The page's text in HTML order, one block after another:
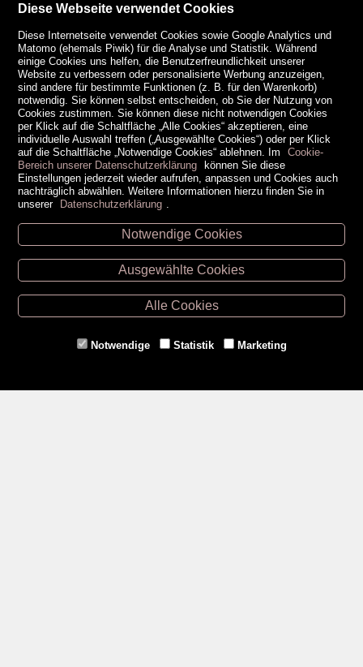
Unsere Öffnungszeiten
Retz -02942/20433
Hollabrunn -02952/30057
Eggenburg -02984/3836
Gmünd -
Diese Webseite verwendet Cookies
Diese Internetseite verwendet Cookies sowie Google Analytics und
Matomo (ehemals Piwik) für die Analyse und Statistik. Während
einige Cookies uns helfen, die Benutzerfreundlichkeit unserer
Website zu verbessern oder personalisierte Werbung anzuzeigen,
sind andere für bestimmte Funktionen (z. B. für den Warenkorb)
notwendig. Sie können selbst entscheiden, ob Sie der Nutzung von
Cookies zustimmen. Sie können diese nicht notwendigen Cookies
per Klick auf die Schaltfläche „Alle Cookies“ akzeptieren, eine
individuelle Auswahl treffen („Ausgewählte Cookies“) oder per Klick
auf die Schaltfläche „Notwendige Cookies“ ablehnen. Im
Cookie-
Bereich unserer Datenschutzerklärung können Sie diese
Einstellungen jederzeit wieder aufrufen, anpassen und Cookies auch
nachträglich abwählen. Weitere Informationen hierzu finden Sie in
unserer Datenschutzerklärung
Notwendige Cookies
Ausgewählte Cookies
Alle Cookies
Notwendige Statistik Marketing